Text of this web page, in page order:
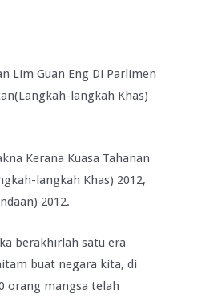
Lim Guan Eng Di Parlimen
langkah Khas)
Kerana Kuasa Tahanan
langkah Khas) 2012,
2012.
berakhirlah satu era
buat negara kita, di
orang mangsa telah